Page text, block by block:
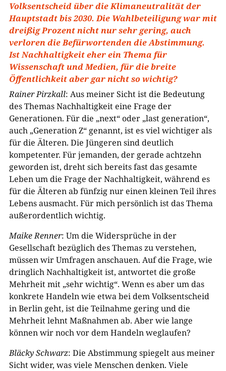
Volksentscheid über die Klimaneutralität der
Hauptstadt bis 2030. Die Wahlbeteiligung war mit
dreißig Prozent nicht nur sehr gering, auch
verloren die Befürwortenden die Abstimmung.
Ist Nachhaltigkeit eher ein Thema für
Wissenschaft und Medien, für die breite
Öffentlichkeit aber gar nicht so wichtig?
Rainer Pirzkall: Aus meiner Sicht ist die Bedeutung
des Themas Nachhaltigkeit eine Frage der
Generationen. Für die „next“ oder „last generation“,
auch „Generation Z“ genannt, ist es viel wichtiger als
für die Älteren. Die Jüngeren sind deutlich
kompetenter. Für jemanden, der gerade achtzehn
geworden ist, dreht sich bereits fast das gesamte
Leben um die Frage der Nachhaltigkeit, während es
für die Älteren ab fünfzig nur einen kleinen Teil ihres
Lebens ausmacht. Für mich persönlich ist das Thema
außerordentlich wichtig.
Maike Renner: Um die Widersprüche in der
Gesellschaft bezüglich des Themas zu verstehen,
müssen wir Umfragen anschauen. Auf die Frage, wie
dringlich Nachhaltigkeit ist, antwortet die große
Mehrheit mit „sehr wichtig“. Wenn es aber um das
konkrete Handeln wie etwa bei dem Volksentscheid
in Berlin geht, ist die Teilnahme gering und die
Mehrheit lehnt Maßnahmen ab. Aber wie lange
können wir noch vor dem Handeln weglaufen?
Bläcky Schwarz: Die Abstimmung spiegelt aus meiner
Sicht wider, was viele Menschen denken. Viele